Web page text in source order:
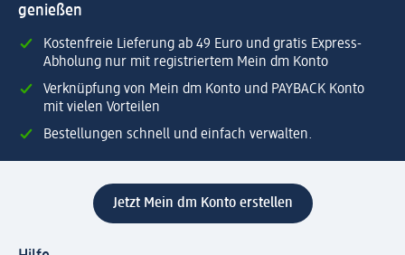
genießen
Kostenfreie Lieferung ab 49 Euro und gratis Express-
Abholung nur mit registriertem Mein dm Konto
Verknüpfung von Mein dm Konto und PAYBACK Konto
mit vielen Vorteilen
Bestellungen schnell und einfach verwalten.
Jetzt Mein dm Konto erstellen